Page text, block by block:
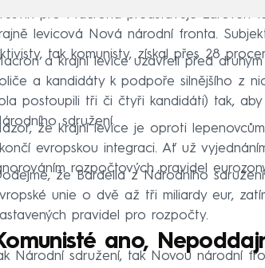
pro Macrona představuje zároveň
levicová Nová národní fronta.
tak komunisty, získal přes 28
a krajní levice uzavřeli před
a kandidáty k podpoře silnějšího z
postoupili tři či čtyři kandidáti) tak,
sdružení.
že krajní levice je oproti
evropskou integraci. Ať už
rozpočtových pravidel
že Bardella z Národního
unie o dvě až tři miliardy eur,
pravidel pro rozpočty.
ano,
Národní sdružení, tak Novou národní